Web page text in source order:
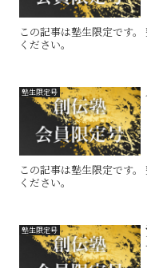
この記事は塾生限定です
ください。
塾生限定号
この記事は塾生限定です
ください。
塾生限定号